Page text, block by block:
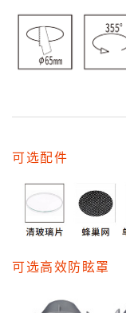
可选配件
可选高效防眩罩